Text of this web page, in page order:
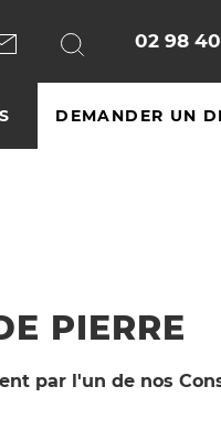
02 98
DEMANDER UN
PIERRE
par l'un de nos